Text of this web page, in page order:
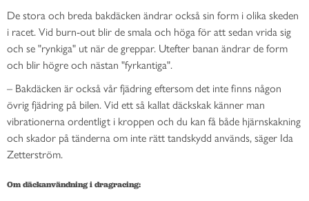
De stora och breda bakdäcken ändrar också sin form i olika skeden
i racet. Vid burn-out blir de smala och höga för att sedan vrida sig
och se "rynkiga" ut när de greppar. Utefter banan ändrar de form
och blir högre och nästan "fyrkantiga".
– Bakdäcken är också vår fjädring eftersom det inte finns någon
övrig fjädring på bilen. Vid ett så kallat däckskak känner man
vibrationerna ordentligt i kroppen och du kan få både hjärnskakning
och skador på tänderna om inte rätt tandskydd används, säger Ida
Zetterström.
Om däckanvändning i dragracing: